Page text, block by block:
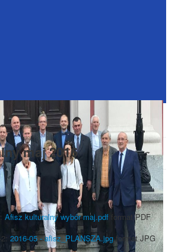
maj 2016
Afisz kulturalny wybór maj.pdf format PDF
2016-05 - afisz_PLANSZA.jpgformat JPG